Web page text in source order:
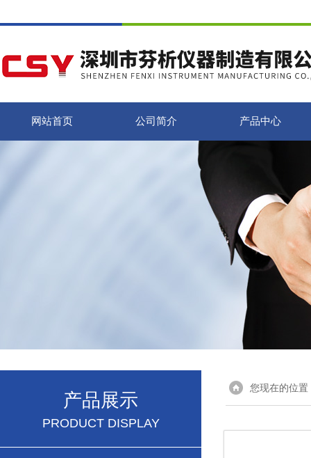
网站首页 公司简介 产品中心
产品展示
PRODUCT DISPLAY
您现在的位置